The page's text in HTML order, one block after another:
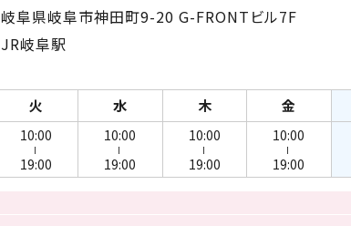
岐阜県岐阜市神田町9-20 G-FRONTビル7F
JR岐阜駅
火 水 木 金
10:00
19:00
10:00
19:00
10:00
19:00
10:00
19:00